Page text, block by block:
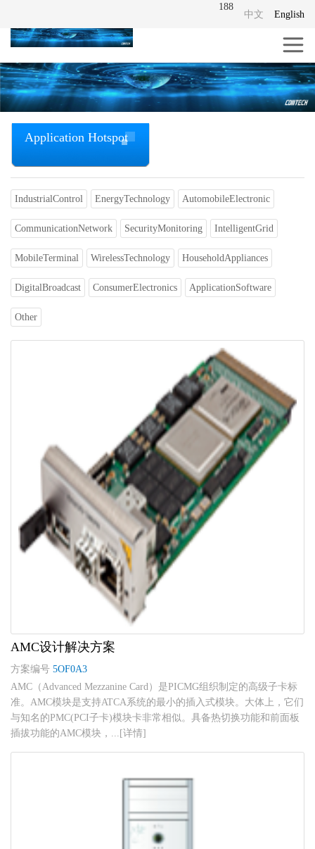
English
中文
188
Application Hotspot
IndustrialControl EnergyTechnology AutomobileElectronic
CommunicationNetwork SecurityMonitoring IntelligentGrid
MobileTerminal WirelessTechnology HouseholdAppliances
DigitalBroadcast ConsumerElectronics ApplicationSoftware
Other
AMC设计解决方案
方案编号 5OF0A3
AMC（Advanced Mezzanine Card）是PICMG组织制定的高级子卡标
准。AMC模块是支持ATCA系统的最小的插入式模块。大体上，它们
与知名的PMC(PCI子卡)模块卡非常相似。具备热切换功能和前面板
插拔功能的AMC模块，...[详情]